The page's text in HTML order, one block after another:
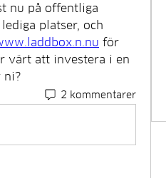
nu på offentliga
platser, och
för
värt att investera i en
ni?
2 kommentarer